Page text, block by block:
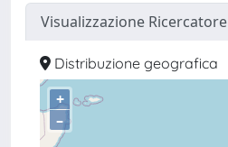
Visualizzazione Ricercatore
Distribuzione geografica
+
–